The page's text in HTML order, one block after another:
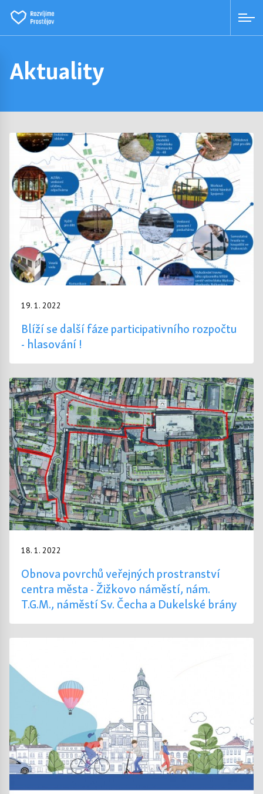
Aktuality
19. 1. 2022
Blíží se další fáze participativního rozpočtu
- hlasování !
18. 1. 2022
Obnova povrchů veřejných prostranství
centra města - Žižkovo náměstí, nám.
T.G.M., náměstí Sv. Čecha a Dukelské brány